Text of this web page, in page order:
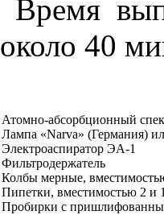
Время
около 40
Атомно-абсорбционный
Лампа «Narva» (Германия)
Электроаспиратор ЭА-1
Фильтродержатель
Колбы мерные,
Пипетки, вместимостью 2 и
Пробирки с